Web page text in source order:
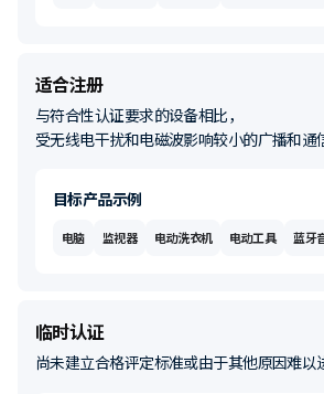
适合注册
与符合性认证要求的设备相比，
受无线电干扰和电磁波影响较小的广播和通
目标产品示例
电脑 监视器 电动洗衣机 电动工具 蓝牙
临时认证
尚未建立合格评定标准或由于其他原因难